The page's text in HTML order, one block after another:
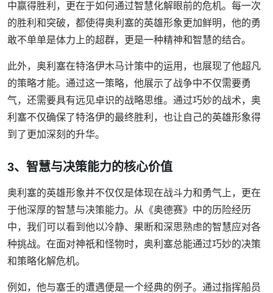
中赢得胜利，更在于如何通过智慧化解眼前的危机。每一次
的胜利和突破，都使得奥利塞的英雄形象更加鲜明，他的勇
敢不单单是体力上的超群，更是一种精神和智慧的结合。
此外，奥利塞在特洛伊木马计策中的运用，也展现了他超凡
的策略才能。通过这一策略，他展示了战争中不仅需要勇
气，还需要具有远见卓识的战略思维。通过巧妙的战术，奥
利塞不仅确保了特洛伊的最终胜利，也让自己的英雄形象得
到了更加深刻的升华。
3、智慧与决策能力的核心价值
奥利塞的英雄形象并不仅仅是体现在战斗力和勇气上，更在
于他深厚的智慧与决策能力。从《奥德赛》中的历险经历
中，我们可以看到他以冷静、果断和深思熟虑的智慧应对各
种挑战。在面对神祇和怪物时，奥利塞总能通过巧妙的决策
和策略化解危机。
例如，他与塞壬的遭遇便是一个经典的例子。通过指挥船员